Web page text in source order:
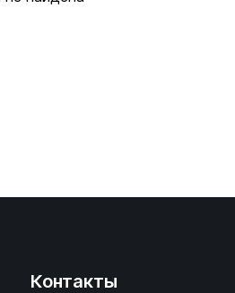
Контакты